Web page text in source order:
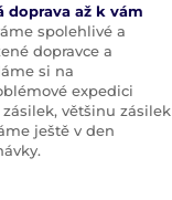
doprava až k vám
spolehlivé a
dopravce a
si na
expedici
zásilek, většinu zásilek
ještě v den